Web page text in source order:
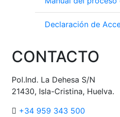
Declaración de
CONTACTO
Pol.Ind. La Dehesa S/N
21430, Isla-Cristina, Huelva.
+34 959 343 500